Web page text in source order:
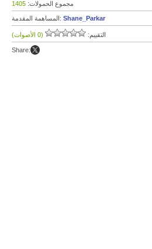
مجموع الحمولات: 1405
المساهمة المقدمة: Shane_Parkar
التقييم: (0 الأصوات)
Share: